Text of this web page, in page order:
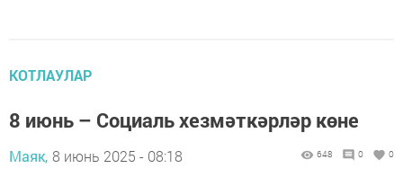
КОТЛАУЛАР
8 июнь – Социаль хезмәткәрләр көне
Маяк, 8 июнь 2025 - 08:18 648 0 0